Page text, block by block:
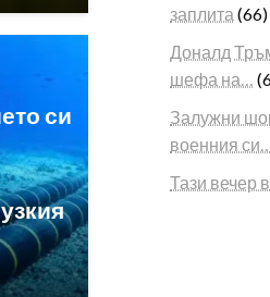
си
заплита (66)
Доналд
шефа на…
Залужни
военния си…
Тази вечер